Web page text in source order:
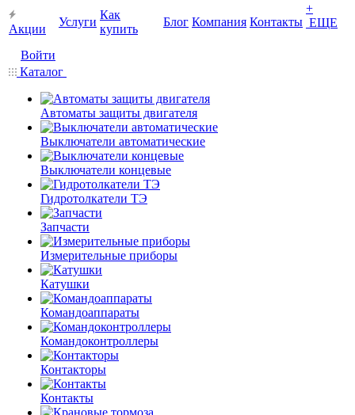
Акции
Услуги
Как
купить
Блог Компания Контакты
+
ЕЩЕ
Войти
Каталог
Автоматы защиты двигателя
Выключатели автоматические
Выключатели концевые
Гидротолкатели ТЭ
Запчасти
Измерительные приборы
Катушки
Командоаппараты
Командоконтроллеры
Контакторы
Контакты